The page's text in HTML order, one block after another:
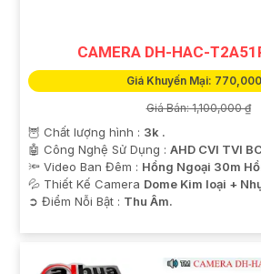
CAMERA DH-HAC-
Giá Khuyến Mại:
Giá Bán: 1,100,000 ₫
🦉 Chất lượng hình : 3k .
🤖️ Công Nghệ Sử Dụng : AHD CVI TVI
🔦 Video Ban Đêm : Hồng Ngoại 30m
💦 Thiết Kế Camera Dome Kim loại +
️➲ Điểm Nỗi Bật : Thu Âm.